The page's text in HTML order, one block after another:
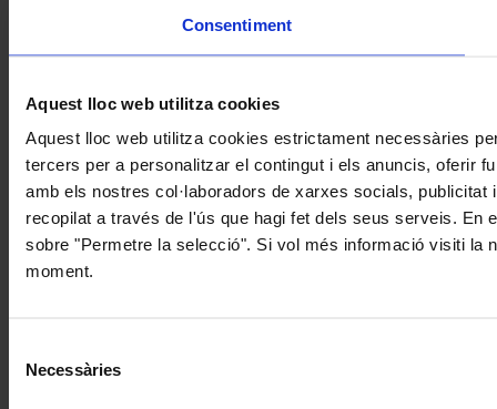
Consentiment
Aquest lloc web utilitza cookies
Aquest lloc web utilitza cookies estrictament necessàries
tercers per a personalitzar el contingut i els anuncis, oferir
amb els nostres col·laboradors de xarxes socials,
recopilat a través de l'ús que hagi fet dels seus serveis. En
sobre "Permetre la selecció". Si vol més informació visiti la
moment.
Necessàries